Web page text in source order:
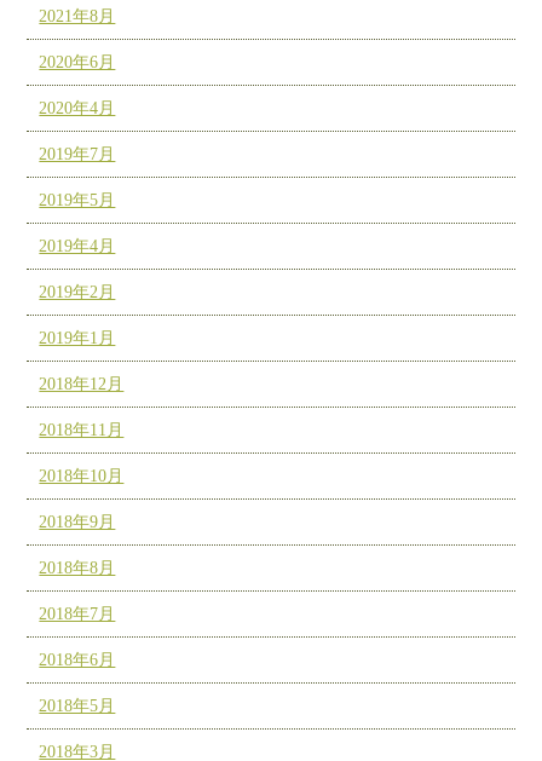
2021年8月
2020年6月
2020年4月
2019年7月
2019年5月
2019年4月
2019年2月
2019年1月
2018年12月
2018年11月
2018年10月
2018年9月
2018年8月
2018年7月
2018年6月
2018年5月
2018年3月